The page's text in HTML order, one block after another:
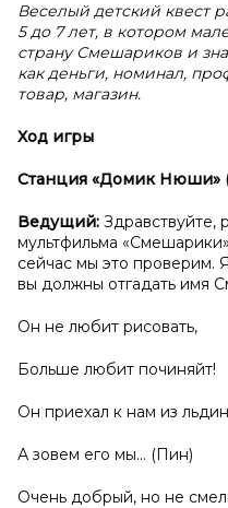
Веселый детский квест
5 до 7 лет, в котором
страну Смешариков и
как деньги, номинал,
товар, магазин.
Ход игры
Станция «Домик Нюши»
Ведущий: Здравствуйте,
мультфильма
сейчас мы это проверим.
вы должны отгадать имя
Он не любит рисовать,
Больше любит починяйт!
Он приехал к нам из
А зовем его мы... (Пин)
Очень добрый, но не